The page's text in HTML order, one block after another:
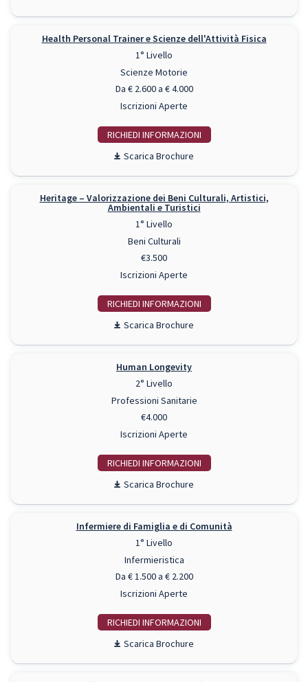
Health Personal Trainer e Scienze dell'Attività Fisica
1° Livello
Scienze Motorie
Da € 2.600 a € 4.000
Iscrizioni Aperte
RICHIEDI INFO
Scarica Brochure
Heritage – Valorizzazione dei Beni Culturali, Artistici,
Ambientali e Turistici
1° Livello
Beni Culturali
€3.500
Iscrizioni Aperte
RICHIEDI INFO
Scarica Brochure
Human Longevity
2° Livello
Professioni Sanitarie
€4.000
Iscrizioni Aperte
RICHIEDI INFO
Scarica Brochure
Infermiere di Famiglia e di Comunità
1° Livello
Infermieristica
Da € 1.500 a € 2.200
Iscrizioni Aperte
RICHIEDI INFO
Scarica Brochure